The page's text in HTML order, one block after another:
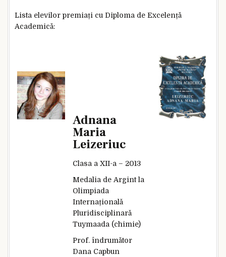
Lista elevilor premiați cu Diploma de Excelență
Academică:
Adnana
Maria
Leizeriuc
Clasa a XII-a – 2013
Medalia de Argint la
Olimpiada
Internațională
Pluridisciplinară
Tuymaada (chimie)
Prof. îndrumător
Dana Capbun